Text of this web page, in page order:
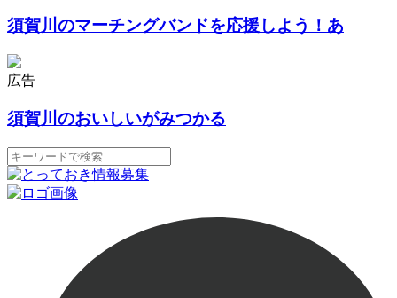
須賀川のマーチングバンドを応援しよう！あ
広告
須賀川のおいしいがみつかる